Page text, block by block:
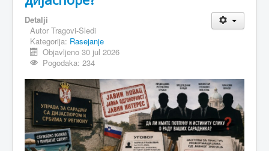
Detalji
Autor Tragovi-Sledi
Kategorija: Rasejanje
Objavljeno 30 jul 2026
Pogodaka: 234